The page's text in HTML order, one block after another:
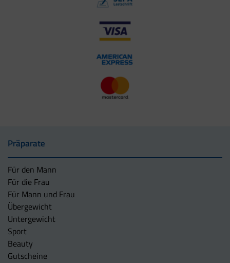
Präparate
Für den Mann
Für die Frau
Für Mann und Frau
Übergewicht
Untergewicht
Sport
Beauty
Gutscheine